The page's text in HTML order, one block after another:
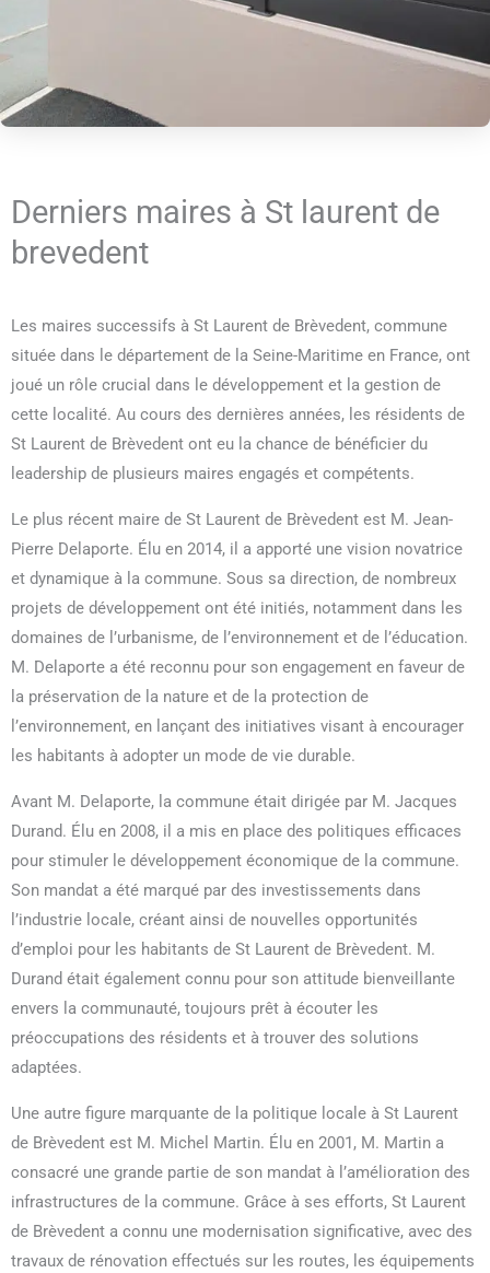
Derniers maires à St laurent de
brevedent
Les maires successifs à St Laurent de Brèvedent, commune
située dans le département de la Seine-Maritime en France, ont
joué un rôle crucial dans le développement et la gestion de
cette localité. Au cours des dernières années, les résidents de
St Laurent de Brèvedent ont eu la chance de bénéficier du
leadership de plusieurs maires engagés et compétents.
Le plus récent maire de St Laurent de Brèvedent est M. Jean-
Pierre Delaporte. Élu en 2014, il a apporté une vision novatrice
et dynamique à la commune. Sous sa direction, de nombreux
projets de développement ont été initiés, notamment dans les
domaines de l’urbanisme, de l’environnement et de l’éducation.
M. Delaporte a été reconnu pour son engagement en faveur de
la préservation de la nature et de la protection de
l’environnement, en lançant des initiatives visant à encourager
les habitants à adopter un mode de vie durable.
Avant M. Delaporte, la commune était dirigée par M. Jacques
Durand. Élu en 2008, il a mis en place des politiques efficaces
pour stimuler le développement économique de la commune.
Son mandat a été marqué par des investissements dans
l’industrie locale, créant ainsi de nouvelles opportunités
d’emploi pour les habitants de St Laurent de Brèvedent. M.
Durand était également connu pour son attitude bienveillante
envers la communauté, toujours prêt à écouter les
préoccupations des résidents et à trouver des solutions
adaptées.
Une autre figure marquante de la politique locale à St Laurent
de Brèvedent est M. Michel Martin. Élu en 2001, M. Martin a
consacré une grande partie de son mandat à l’amélioration des
infrastructures de la commune. Grâce à ses efforts, St Laurent
de Brèvedent a connu une modernisation significative, avec des
travaux de rénovation effectués sur les routes, les équipements